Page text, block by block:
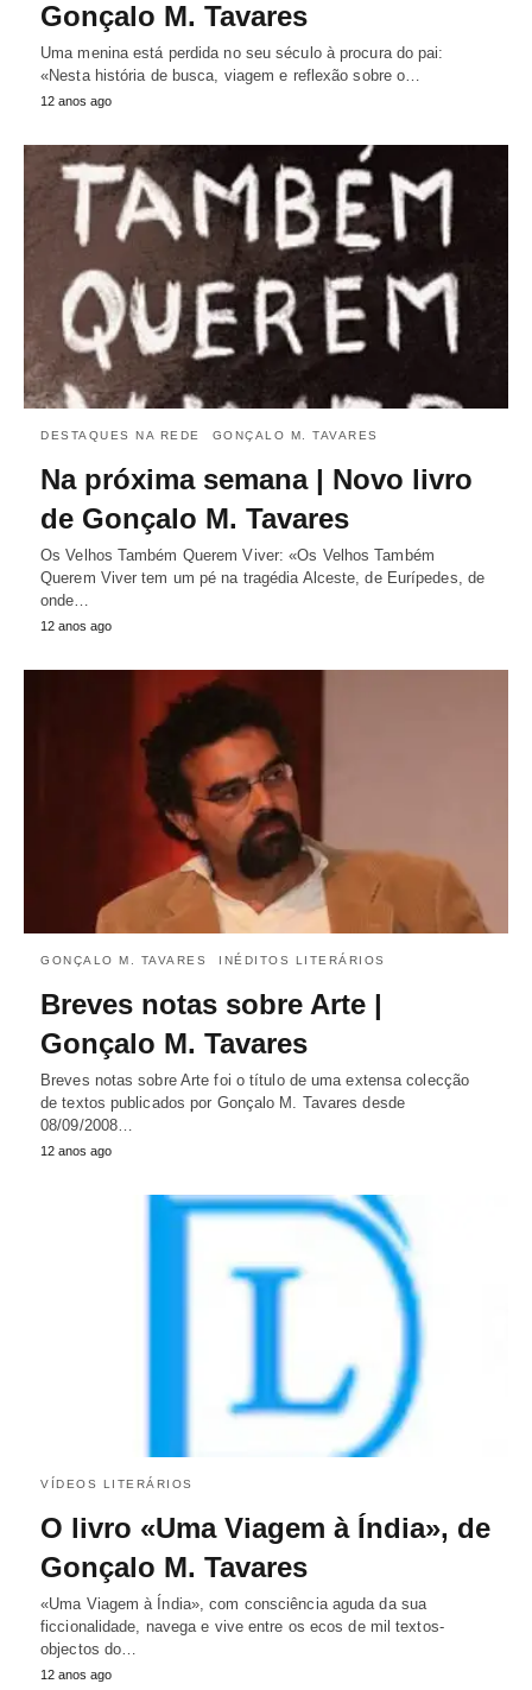
Gonçalo M. Tavares
Uma menina está perdida no seu século à procura do pai:
«Nesta história de busca, viagem e reflexão sobre o…
12 anos ago
DESTAQUES NA REDE GONÇALO M. TAVARES
Na próxima semana | Novo livro
de Gonçalo M. Tavares
Os Velhos Também Querem Viver: «Os Velhos Também
Querem Viver tem um pé na tragédia Alceste, de Eurípedes, de
onde…
12 anos ago
GONÇALO M. TAVARES INÉDITOS LITERÁRIOS
Breves notas sobre Arte |
Gonçalo M. Tavares
Breves notas sobre Arte foi o título de uma extensa colecção
de textos publicados por Gonçalo M. Tavares desde
08/09/2008…
12 anos ago
VÍDEOS LITERÁRIOS
O livro «Uma Viagem à Índia», de
Gonçalo M. Tavares
«Uma Viagem à Índia», com consciência aguda da sua
ficcionalidade, navega e vive entre os ecos de mil textos-
objectos do…
12 anos ago